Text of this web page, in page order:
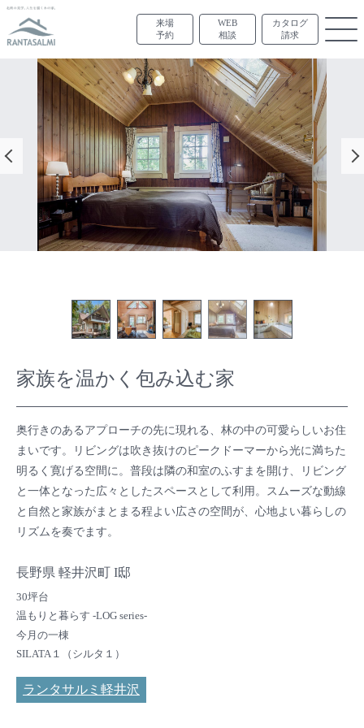
来場
予約
WEB
相談
カタログ
請求
家族を温かく包み込む家
長野県 軽井沢町 I邸
30坪台
温もりと暮らす -LOG series-
今月の一棟
SILATA１（シルタ１）
ランタサルミ軽井沢
奥行きのあるアプローチの先に現れる、林の中の可愛らしいお住
まいです。リビングは吹き抜けのピークドーマーから光に満ちた
明るく寛げる空間に。普段は隣の和室のふすまを開け、リビング
と一体となった広々としたスペースとして利用。スムーズな動線
と自然と家族がまとまる程よい広さの空間が、心地よい暮らしの
リズムを奏でます。